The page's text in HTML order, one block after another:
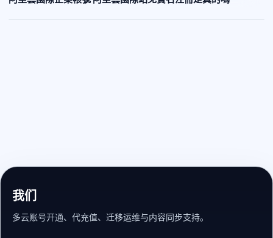
我们
多云账号开通、代充值、迁移运维与内容同步支持。